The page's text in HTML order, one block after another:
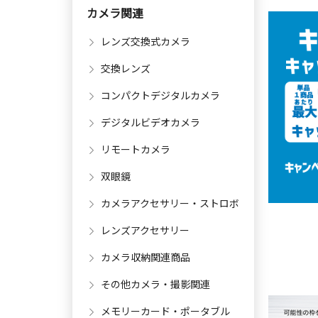
カメラ関連
レンズ交換式カメラ
交換レンズ
コンパクトデジタルカメラ
デジタルビデオカメラ
リモートカメラ
双眼鏡
カメラアクセサリー・ストロボ
レンズアクセサリー
カメラ収納関連商品
その他カメラ・撮影関連
メモリーカード・ポータブル